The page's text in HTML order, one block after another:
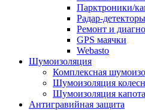
Парктроники/
Радар-детекторы
Ремонт и
GPS маячки
Webasto
Шумоизоляция
Комплексная
Шумоизоляция
Шумоизоляция капота
Антигравийная защита